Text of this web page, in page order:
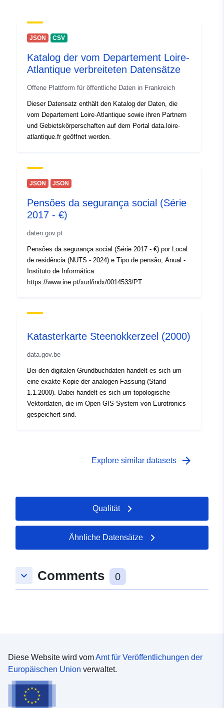
Typ: Polygon
f4a3c19f7973
uriRef:
http://data.europa.eu/88u/dataset/
7d3c-4911-a9a7-f4a3c19f7973
JSON CSV
Katalog der vom Departement Loire-
Atlantique verbreiteten Datensätze
Offene Plattform für öffentliche Daten in Frankreich
Dieser Datensatz enthält den Katalog der Daten, die
vom Departement Loire-Atlantique sowie ihren Partnern
und Gebietskörperschaften auf dem Portal data.loire-
atlantique.fr geöffnet werden.
JSON JSON
Pensões da segurança social (Série
2017 - €)
daten.gov.pt
Pensões da segurança social (Série 2017 - €) por Local
de residência (NUTS - 2024) e Tipo de pensão; Anual -
Instituto de Informática
https://www.ine.pt/xurl/indx/0014533/PT
Katasterkarte Steenokkerzeel (2000)
data.gov.be
Bei den digitalen Grundbuchdaten handelt es sich um
eine exakte Kopie der analogen Fassung (Stand
1.1.2000). Dabei handelt es sich um topologische
Vektordaten, die im Open GIS-System von Eurotronics
gespeichert sind.
Explore similar datasets arrow_forward
Qualität
Ähnliche Datensätze
keyboard_arrow_down Comments 0
Diese Website wird vomAmt für Veröffentlichungen der
Europäischen Union verwaltet.